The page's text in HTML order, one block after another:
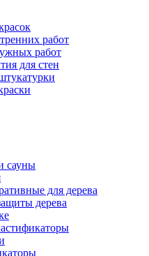
работ
работ
для стен
сауны
для дерева
дерева